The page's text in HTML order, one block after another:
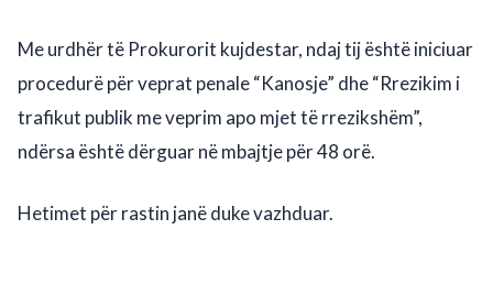
Me urdhër të Prokurorit kujdestar, ndaj tij është iniciuar
procedurë për veprat penale “Kanosje” dhe “Rrezikim i
trafikut publik me veprim apo mjet të rrezikshëm”,
ndërsa është dërguar në mbajtje për 48 orë.
Hetimet për rastin janë duke vazhduar.